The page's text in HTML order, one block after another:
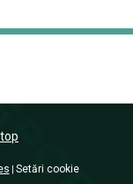
Setări cookie